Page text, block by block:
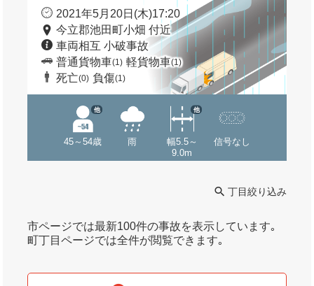
2021年5月20日(木)17:20
今立郡池田町小畑 付近
車両相互 小破事故
普通貨物車(1) 軽貨物車(1)
死亡(0) 負傷(1)
45～54歳
他
雨
幅5.5～
9.0m
他
信号なし
丁目絞り込み
市ページでは最新100件の事故を表示しています｡
町丁目ページでは全件が閲覧できます｡